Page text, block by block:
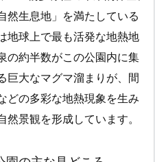
然生息地」を満たしている
地球上で最も活発な地熱地
の約半数がこの公園内に集
巨大なマグマ溜まりが、間
どの多彩な地熱現象を生み
景観を形成しています。